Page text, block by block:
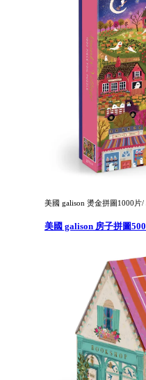
美國 galison 燙金拼圖1000片
美國 galison 房子拼圖